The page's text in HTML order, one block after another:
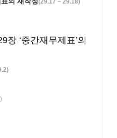
(29.17 ~ 29.18)
‘중간재무제표’의
)
)